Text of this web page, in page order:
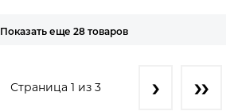
Показать еще 28 товаров
Страница 1 из 3